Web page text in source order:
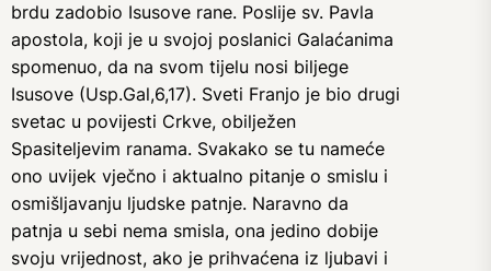
brdu zadobio Isusove rane. Poslije sv. Pavla
apostola, koji je u svojoj poslanici Galaćanima
spomenuo, da na svom tijelu nosi biljege
Isusove (Usp.Gal,6,17). Sveti Franjo je bio drugi
svetac u povijesti Crkve, obilježen
Spasiteljevim ranama. Svakako se tu nameće
ono uvijek vječno i aktualno pitanje o smislu i
osmišljavanju ljudske patnje. Naravno da
patnja u sebi nema smisla, ona jedino dobije
svoju vrijednost, ako je prihvaćena iz ljubavi i